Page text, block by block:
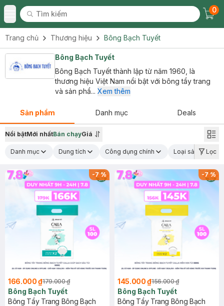
Toggle Menu
Tìm kiếm
Tìm kiếm
0
Trang chủ Thương hiệu Bông Bạch Tuyết
Bông Bạch Tuyết
Bông Bạch Tuyết thành lập từ năm 1960, là
thương hiệu Việt Nam nổi bật với bông tẩy trang
và sản phẩ... Xem thêm
Sản phẩm Danh mục Deals
Nổi bậtMới nhấtBán chạyGiá
Danh mục Dung tích Công dụng chính Loại sản phẩm
Lọc
-7%
166.000 ₫179.000 ₫
Bông Bạch Tuyết
Bông Tẩy Trang Bông Bạch
-7%
145.000 ₫156.000 ₫
Bông Bạch Tuyết
Bông Tẩy Trang Bông Bạch